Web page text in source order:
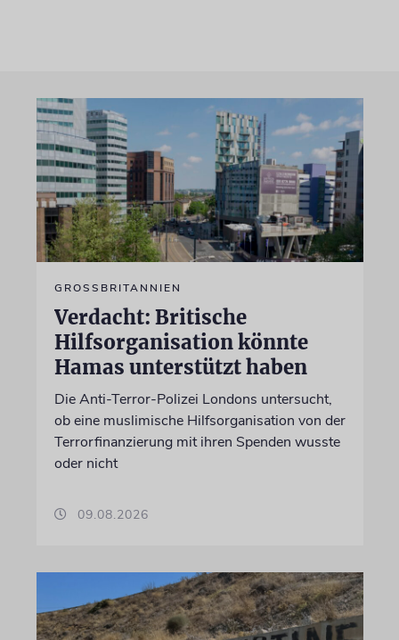
GROSSBRITANNIEN
Verdacht: Britische
Hilfsorganisation könnte
Hamas unterstützt haben
Die Anti-Terror-Polizei Londons untersucht,
ob eine muslimische Hilfsorganisation von der
Terrorfinanzierung mit ihren Spenden wusste
oder nicht
09.08.2026